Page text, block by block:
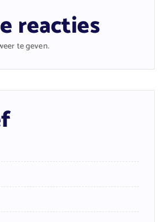
reacties
te geven.